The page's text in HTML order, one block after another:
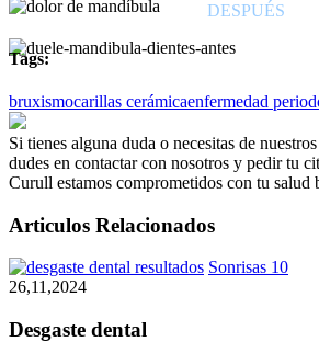
DESPUÉS
Tags:
bruxismocarillas cerámicaenfermedad
Si tienes alguna duda o necesitas de
dudes en contactar con nosotros y pedir tu
Curull estamos comprometidos con tu salud
Articulos Relacionados
Sonrisas 10
26,11,2024
Desgaste dental